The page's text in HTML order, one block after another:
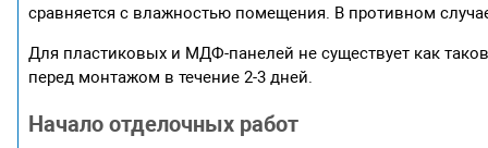
сравняется с влажностью помещения. В противном
Для пластиковых и МДФ-панелей не существует как
перед монтажом в течение 2-3 дней.
Начало отделочных работ